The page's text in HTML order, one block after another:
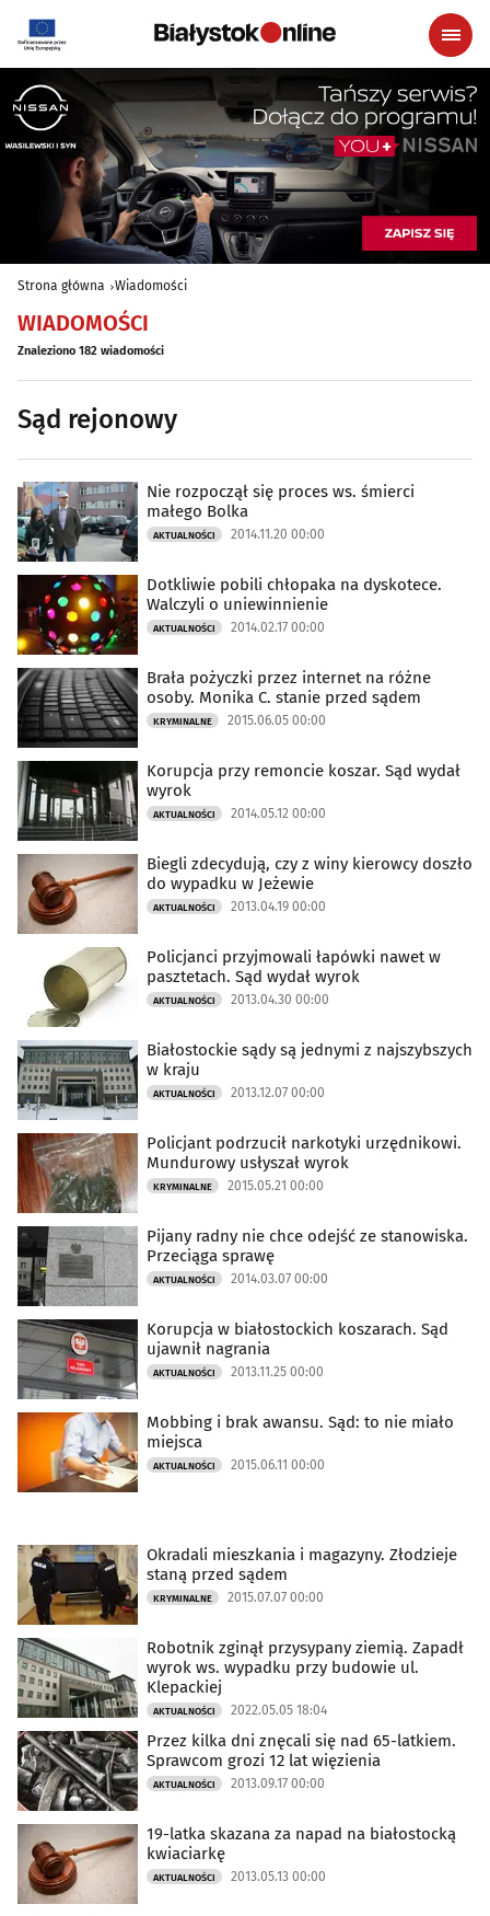
Strona główna Wiadomości
WIADOMOŚCI
Znaleziono 182 wiadomości
Sąd rejonowy
Nie rozpoczął się proces ws. śmierci
małego Bolka
AKTUALNOŚCI 2014.11.20 00:00
Dotkliwie pobili chłopaka na dyskotece.
Walczyli o uniewinnienie
AKTUALNOŚCI 2014.02.17 00:00
Brała pożyczki przez internet na różne
osoby. Monika C. stanie przed sądem
KRYMINALNE 2015.06.05 00:00
Korupcja przy remoncie koszar. Sąd wydał
wyrok
AKTUALNOŚCI 2014.05.12 00:00
Biegli zdecydują, czy z winy kierowcy doszło
do wypadku w Jeżewie
AKTUALNOŚCI 2013.04.19 00:00
Policjanci przyjmowali łapówki nawet w
pasztetach. Sąd wydał wyrok
AKTUALNOŚCI 2013.04.30 00:00
Białostockie sądy są jednymi z najszybszych
w kraju
AKTUALNOŚCI 2013.12.07 00:00
Policjant podrzucił narkotyki urzędnikowi.
Mundurowy usłyszał wyrok
KRYMINALNE 2015.05.21 00:00
Pijany radny nie chce odejść ze stanowiska.
Przeciąga sprawę
AKTUALNOŚCI 2014.03.07 00:00
Korupcja w białostockich koszarach. Sąd
ujawnił nagrania
AKTUALNOŚCI 2013.11.25 00:00
Mobbing i brak awansu. Sąd: to nie miało
miejsca
AKTUALNOŚCI 2015.06.11 00:00
Okradali mieszkania i magazyny. Złodzieje
staną przed sądem
KRYMINALNE 2015.07.07 00:00
Robotnik zginął przysypany ziemią. Zapadł
wyrok ws. wypadku przy budowie ul.
Klepackiej
AKTUALNOŚCI 2022.05.05 18:04
Przez kilka dni znęcali się nad 65-latkiem.
Sprawcom grozi 12 lat więzienia
AKTUALNOŚCI 2013.09.17 00:00
19-latka skazana za napad na białostocką
kwiaciarkę
AKTUALNOŚCI 2013.05.13 00:00